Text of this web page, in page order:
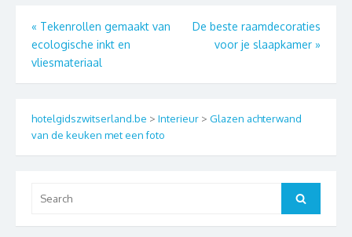
Berichtnavigatie
« Tekenrollen gemaakt van
ecologische inkt en
vliesmateriaal
De beste raamdecoraties
voor je slaapkamer »
hotelgidszwitserland.be > Interieur > Glazen achterwand
van de keuken met een foto
for:
Search